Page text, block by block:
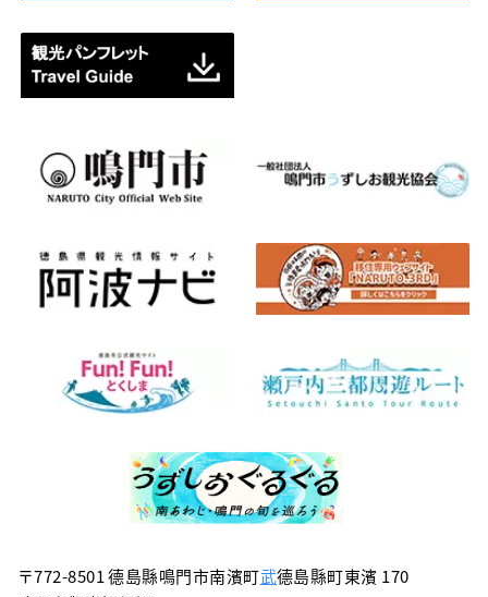
〒772-8501 德島縣鳴門市南濱町武德島縣町東濱 170